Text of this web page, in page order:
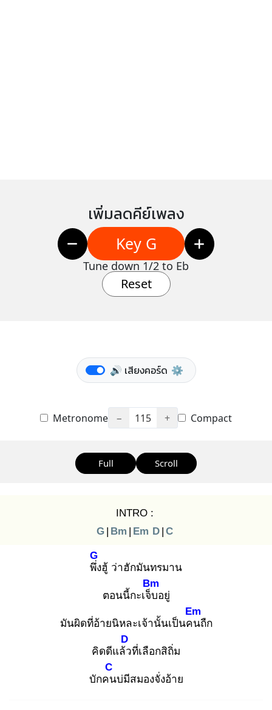
เพิ่มลดคีย์เพลง
Key G
Tune down 1/2 to Eb
Reset
🔊 เสียงคอร์ด ⚙️
Metronome − 115 + Compact
Full Scroll
INTRO :
G | Bm | Em D | C
พึ่ง
G
ฮู้ ว่าฮักมันทรมาน
ตอนนี้กะเจ็บ
Bm
อยู่
มันผิดที่อ้ายนิหละเจ้านั้นเป็นคน
Em
ถืก
คิดดีแล้ว
D
ที่เลือกสิถิ่ม
บักคน
C
บ่มีสมองจั่งอ้าย